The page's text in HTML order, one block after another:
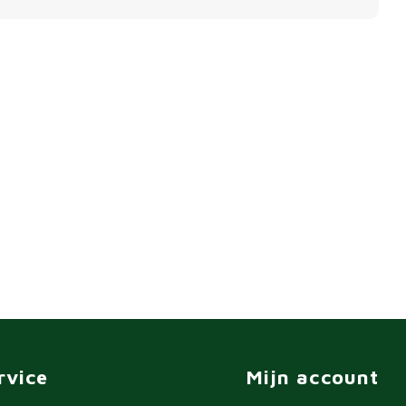
Mijn account